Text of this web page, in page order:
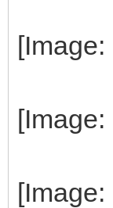
[Image:
[Image:
[Image: